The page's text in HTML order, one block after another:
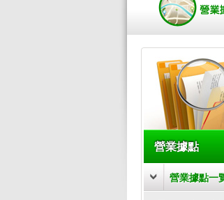
營業據點
營業據點一